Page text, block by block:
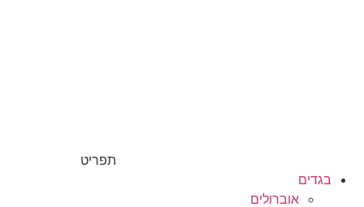
תפריט
בגדים
אוברולים